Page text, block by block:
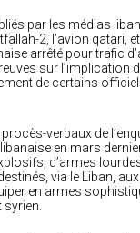
par les médias
2, l’avion qatari,
arrêté pour trafic
sur l’implication
de certains
verbaux de
en mars
d’armes
via le Liban,
en armes
syrien.